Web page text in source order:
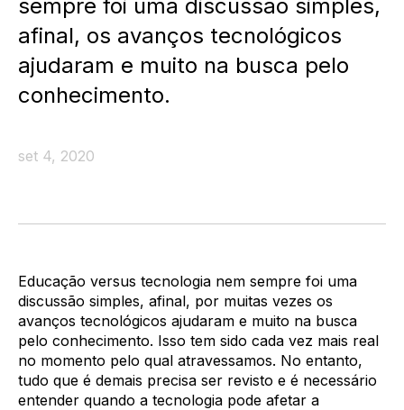
sempre foi uma discussão simples,
afinal, os avanços tecnológicos
ajudaram e muito na busca pelo
conhecimento.
set 4, 2020
Educação versus tecnologia nem sempre foi uma
discussão simples, afinal, por muitas vezes os
avanços tecnológicos ajudaram e muito na busca
pelo conhecimento. Isso tem sido cada vez mais real
no momento pelo qual atravessamos. No entanto,
tudo que é demais precisa ser revisto e é necessário
entender quando a tecnologia pode afetar a